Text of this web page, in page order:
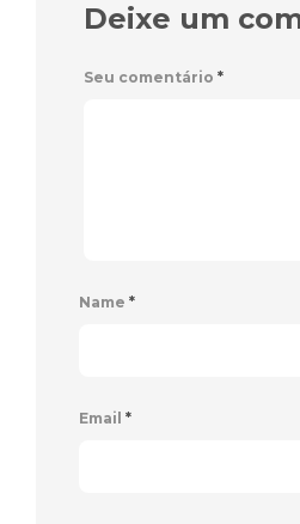
Deixe um
Seu comentário *
Name *
Email *